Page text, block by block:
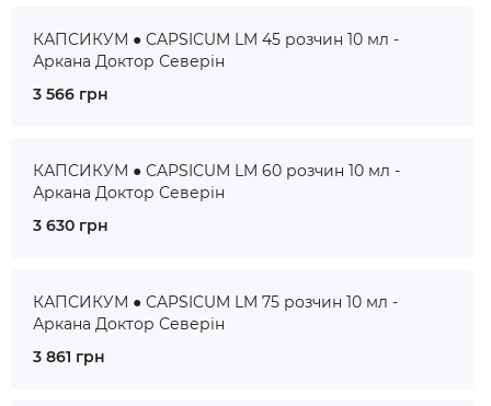
КАПСИКУМ ● CAPSICUM LM 45 розчин 10 мл -
Аркана Доктор Северін
3 566 грн
КАПСИКУМ ● CAPSICUM LM 60 розчин 10 мл -
Аркана Доктор Северін
3 630 грн
КАПСИКУМ ● CAPSICUM LM 75 розчин 10 мл -
Аркана Доктор Северін
3 861 грн